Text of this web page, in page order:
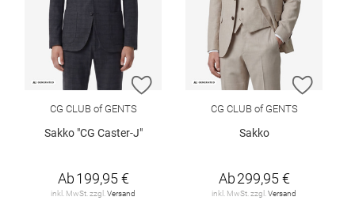
ZUR WUNSCHLISTE HINZUFÜGEN
CG CLUB of GENTS
Sakko "CG Caster-J"
Ab199,95 €
inkl. MwSt. zzgl. Versand
ZUR
CG CLUB of GENTS
Sakko
Ab299,95 €
inkl. MwSt. zzgl. Versand